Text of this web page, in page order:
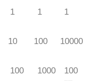
1 1 1
10 100 10000
100 1000
100